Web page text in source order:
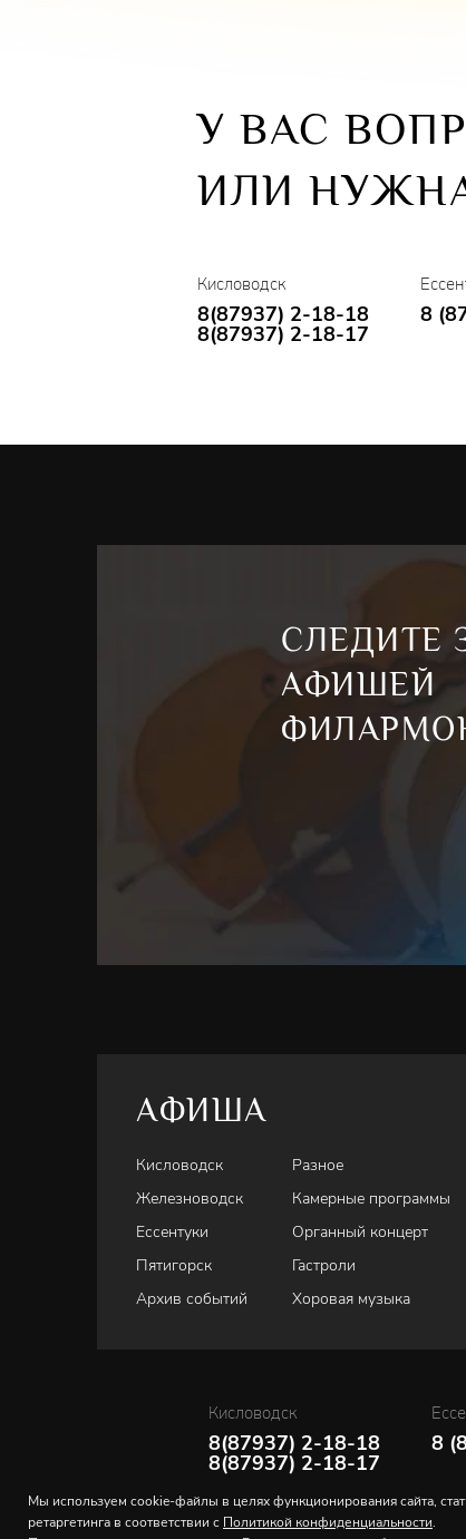
У ВАС
ИЛИ
Кисловодск
8(87937) 2-18-18
8(87937) 2-18-17
8
СЛЕДИТЕ
АФИШЕЙ
АФИША
Кисловодск
Железноводск
Ессентуки
Пятигорск
Архив событий
Разное
Камерные программы
Органный концерт
Гастроли
Хоровая музыка
Кисловодск
8(87937) 2-18-18
8(87937) 2-18-17
8
Мы используем cookie-файлы в целях функционирования сайта,
ретаргетинга в соответствии с Политикой конфиденциальности.